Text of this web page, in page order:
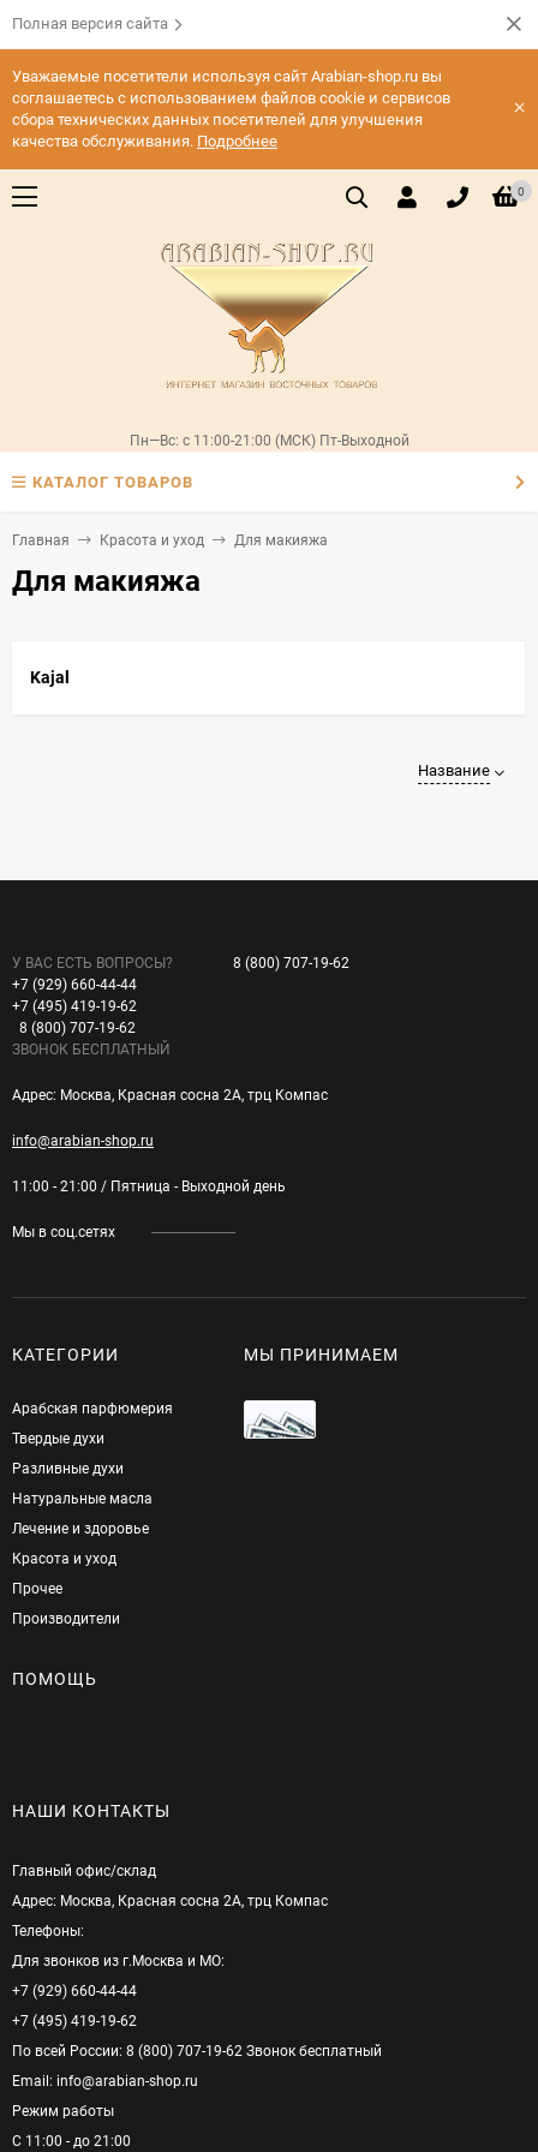
Полная версия сайта
Уважаемые посетители используя сайт Arabian-shop.ru вы
соглашаетесь с использованием файлов cookie и сервисов
сбора технических данных посетителей для улучшения
качества обслуживания. Подробнее
×
0
Пн—Вс: с 11:00-21:00 (МСК) Пт-Выходной
КАТАЛОГ ТОВАРОВ
Главная Красота и уход Для макияжа
Для макияжа
Kajal
Название
У ВАС ЕСТЬ ВОПРОСЫ?
+7 (929) 660-44-44
+7 (495) 419-19-62
8 (800) 707-19-62
ЗВОНОК БЕСПЛАТНЫЙ
8 (800) 707-19-62
Адрес: Москва, Красная сосна 2А, трц Компас
info@arabian-shop.ru
11:00 - 21:00 / Пятница - Выходной день
Мы в соц.сетях
КАТЕГОРИИ
Арабская парфюмерия
Твердые духи
Разливные духи
Натуральные масла
Лечение и здоровье
Красота и уход
Прочее
Производители
МЫ ПРИНИМАЕМ
ПОМОЩЬ
НАШИ КОНТАКТЫ
Главный офис/cклад
Адрес: Москва, Красная сосна 2А, трц Компас
Телефоны:
Для звонков из г.Москва и МО:
+7 (929) 660-44-44
+7 (495) 419-19-62
По всей России: 8 (800) 707-19-62 Звонок бесплатный
Email: info@arabian-shop.ru
Режим pаботы
С 11:00 - до 21:00